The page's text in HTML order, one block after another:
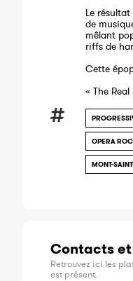
Le
de
mêlant
riffs de
Cette
« The
OPERA
MONT-
Contacts
Retrouvez ici les
est présent.